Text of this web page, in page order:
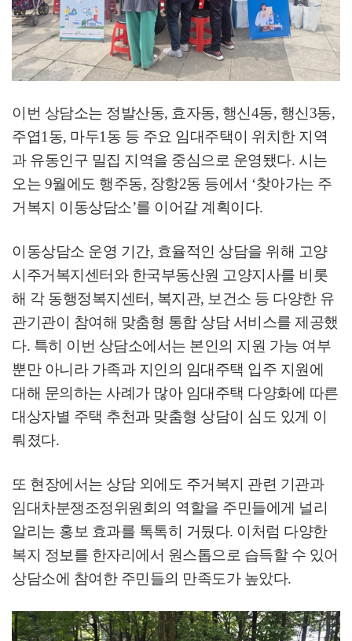
이번 상담소는 정발산동, 효자동, 행신4동, 행신3동,
주엽1동, 마두1동 등 주요 임대주택이 위치한 지역
과 유동인구 밀집 지역을 중심으로 운영됐다. 시는
오는 9월에도 행주동, 장항2동 등에서 ‘찾아가는 주
거복지 이동상담소’를 이어갈 계획이다.
이동상담소 운영 기간, 효율적인 상담을 위해 고양
시주거복지센터와 한국부동산원 고양지사를 비롯
해 각 동행정복지센터 , 복지관, 보건소 등 다양한 유
관기관이 참여해 맞춤형 통합 상담 서비스를 제공했
다. 특히 이번 상담소에서는 본인의 지원 가능 여부
뿐만 아니라 가족과 지인의 임대주택 입주 지원에
대해 문의하는 사례가 많아 임대주택 다양화에 따른
대상자별 주택 추천과 맞춤형 상담이 심도 있게 이
뤄졌다.
또 현장에서는 상담 외에도 주거복지 관련 기관과
임대차분쟁조정위원회의 역할을 주민들에게 널리
알리는 홍보 효과를 톡톡히 거뒀다. 이처럼 다양한
복지 정보를 한자리에서 원스톱으로 습득할 수 있어
상담소에 참여한 주민들의 만족도가 높았다.